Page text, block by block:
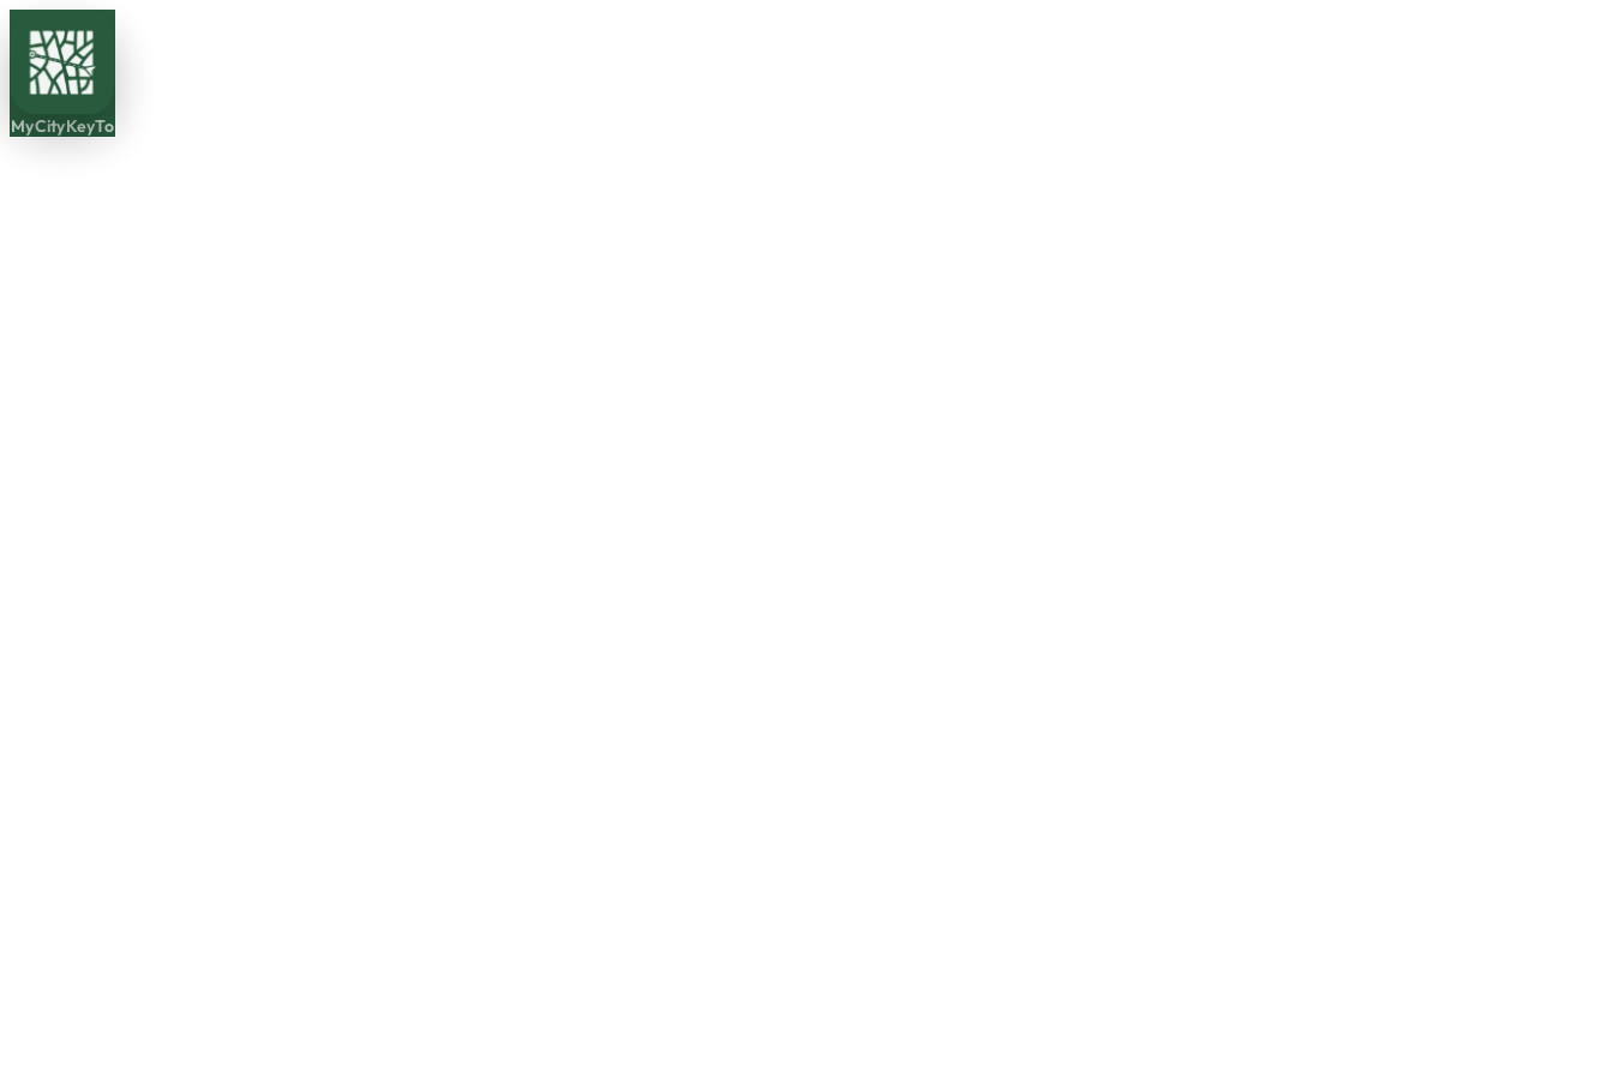
MyCityKeyTo